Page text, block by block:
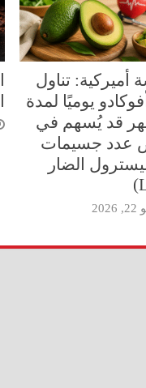
أميركية: تناول
يوميًا لمدة
قد يُسهم في
عدد جسيمات
الضار